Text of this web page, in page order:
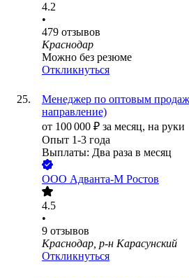
4.2
•
479 отзывов
Краснодар
Можно без резюме
Откликнуться
Менеджер по оптовым
направление)
от 100 000 ₽ за месяц, на руки
Опыт 1-3 года
Выплаты: Два раза в месяц
ООО Адванта-М Ростов
4.5
•
9 отзывов
Краснодар, р-н Карасунский
Откликнуться